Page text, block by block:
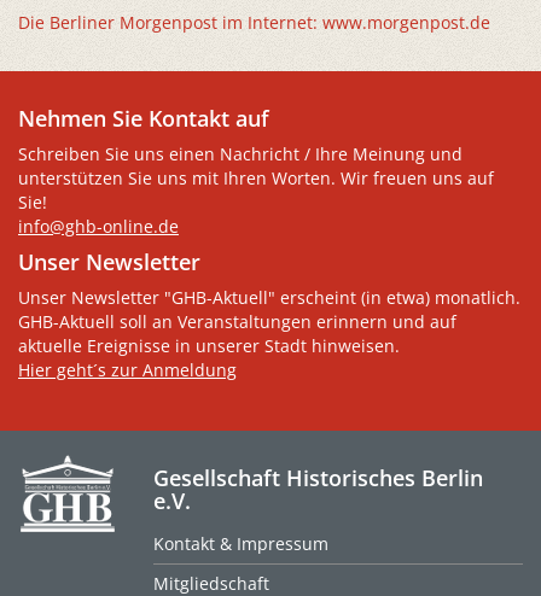
Die Berliner Morgenpost im Internet: www.morgenpost.de
Nehmen Sie Kontakt auf
Schreiben Sie uns einen Nachricht / Ihre Meinung und
unterstützen Sie uns mit Ihren Worten. Wir freuen uns auf
Sie!
info@ghb-online.de
Unser Newsletter
Unser Newsletter "GHB-Aktuell" erscheint (in etwa) monatlich.
GHB-Aktuell soll an Veranstaltungen erinnern und auf
aktuelle Ereignisse in unserer Stadt hinweisen.
Hier geht´s zur Anmeldung
Gesellschaft Historisches Berlin
e.V.
Kontakt & Impressum
Mitgliedschaft